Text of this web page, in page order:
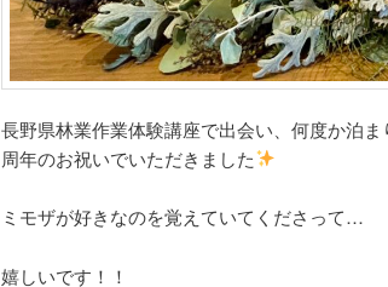
長野県林業作業体験講座で出会い、何度か泊
周年のお祝いでいただきました
ミモザが好きなのを覚えていてくださって…
嬉しいです！！